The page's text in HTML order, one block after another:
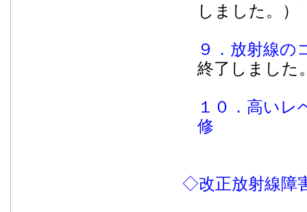
しました。）
９．放射線の
終了しました
１０．高いレ
修
◇改正放射線障